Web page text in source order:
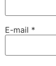
E-mail *